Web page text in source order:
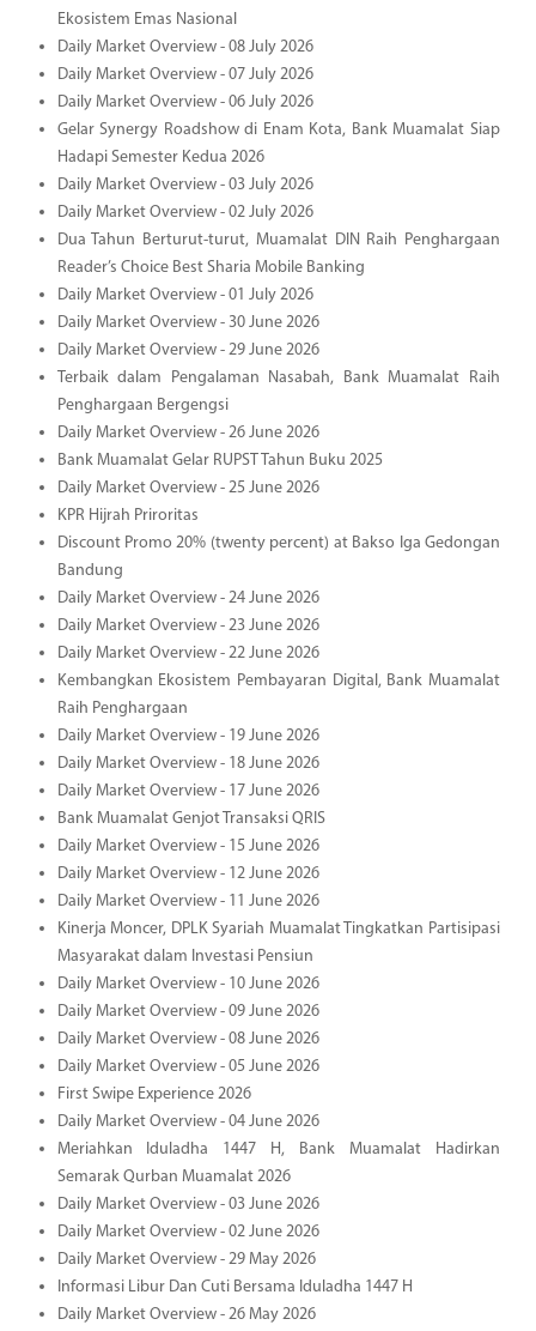
Ekosistem Emas Nasional
Daily Market Overview - 08 July 2026
Daily Market Overview - 07 July 2026
Daily Market Overview - 06 July 2026
Gelar Synergy Roadshow di Enam Kota, Bank Muamalat Siap
Hadapi Semester Kedua 2026
Daily Market Overview - 03 July 2026
Daily Market Overview - 02 July 2026
Dua Tahun Berturut-turut, Muamalat DIN Raih Penghargaan
Reader’s Choice Best Sharia Mobile Banking
Daily Market Overview - 01 July 2026
Daily Market Overview - 30 June 2026
Daily Market Overview - 29 June 2026
Terbaik dalam Pengalaman Nasabah, Bank Muamalat Raih
Penghargaan Bergengsi
Daily Market Overview - 26 June 2026
Bank Muamalat Gelar RUPST Tahun Buku 2025
Daily Market Overview - 25 June 2026
KPR Hijrah Priroritas
Discount Promo 20% (twenty percent) at Bakso Iga Gedongan
Bandung
Daily Market Overview - 24 June 2026
Daily Market Overview - 23 June 2026
Daily Market Overview - 22 June 2026
Kembangkan Ekosistem Pembayaran Digital, Bank Muamalat
Raih Penghargaan
Daily Market Overview - 19 June 2026
Daily Market Overview - 18 June 2026
Daily Market Overview - 17 June 2026
Bank Muamalat Genjot Transaksi QRIS
Daily Market Overview - 15 June 2026
Daily Market Overview - 12 June 2026
Daily Market Overview - 11 June 2026
Kinerja Moncer, DPLK Syariah Muamalat Tingkatkan Partisipasi
Masyarakat dalam Investasi Pensiun
Daily Market Overview - 10 June 2026
Daily Market Overview - 09 June 2026
Daily Market Overview - 08 June 2026
Daily Market Overview - 05 June 2026
First Swipe Experience 2026
Daily Market Overview - 04 June 2026
Meriahkan Iduladha 1447 H, Bank Muamalat Hadirkan
Semarak Qurban Muamalat 2026
Daily Market Overview - 03 June 2026
Daily Market Overview - 02 June 2026
Daily Market Overview - 29 May 2026
Informasi Libur Dan Cuti Bersama Iduladha 1447 H
Daily Market Overview - 26 May 2026